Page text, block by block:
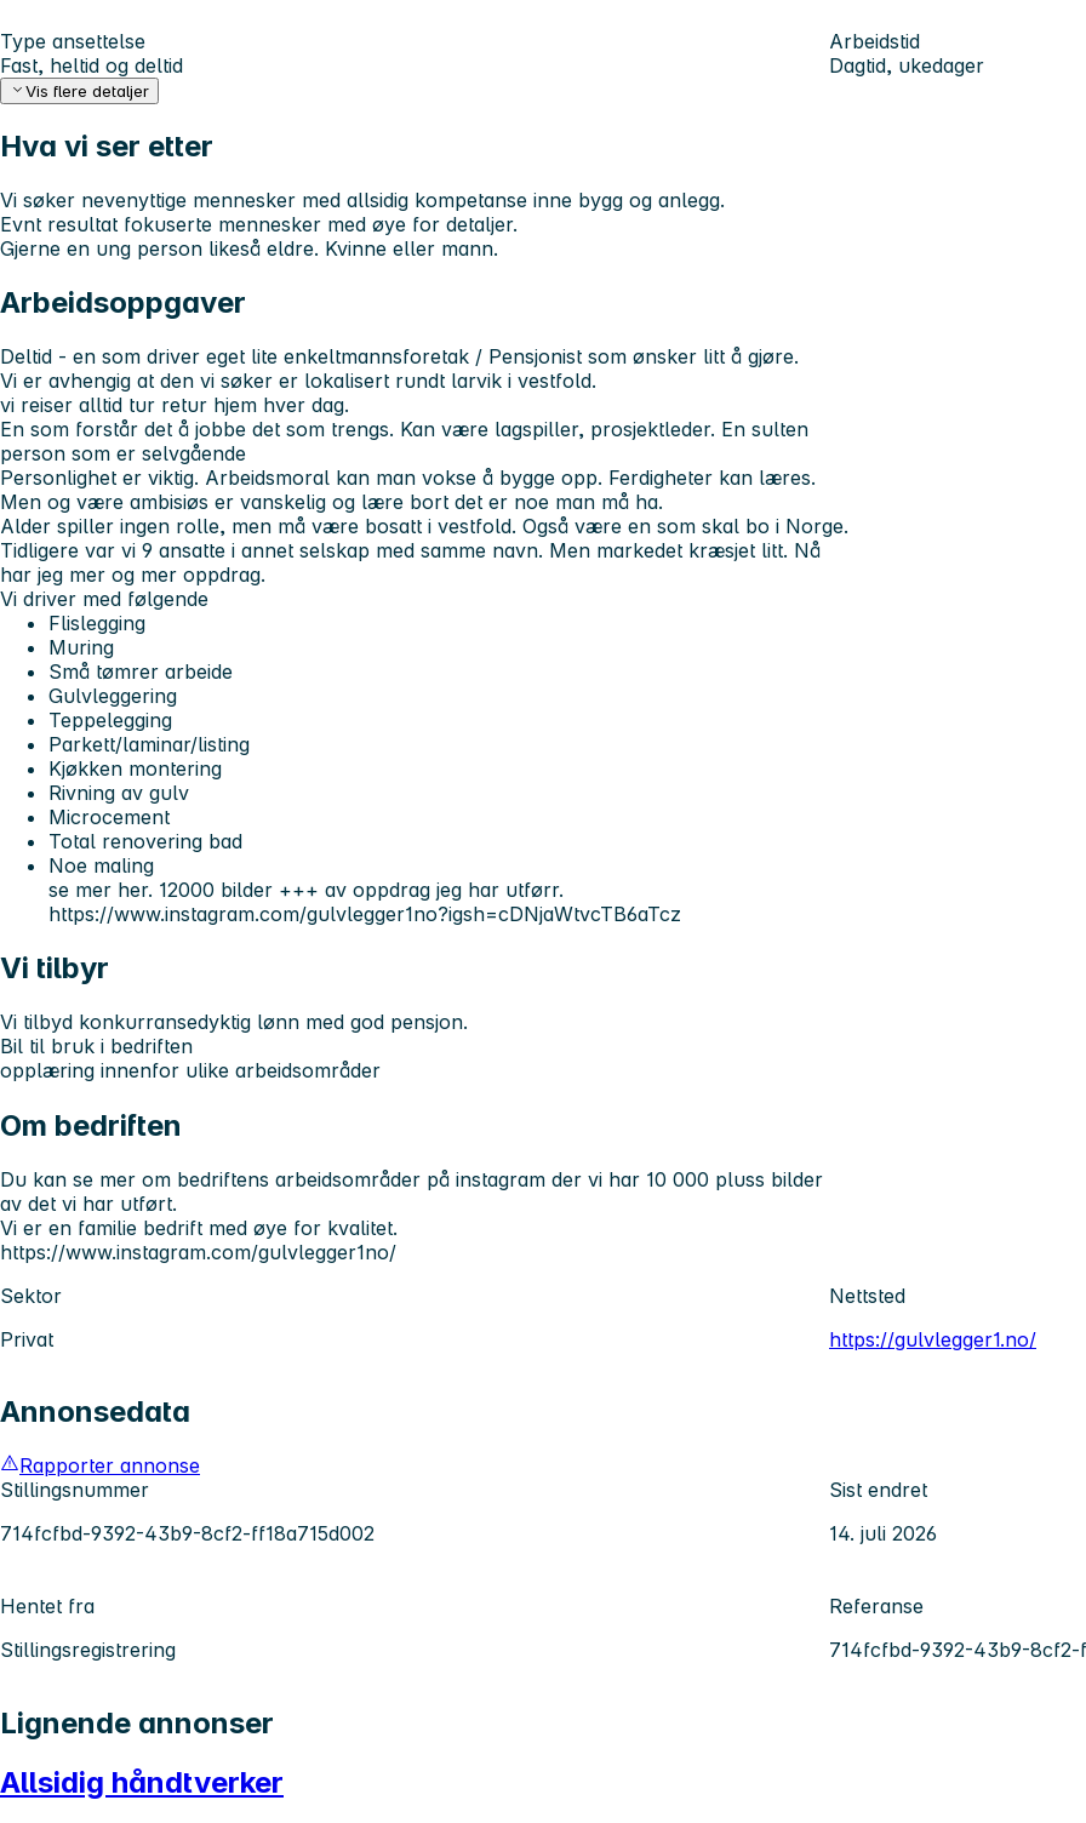
Type ansettelse
Fast, heltid og deltid
Arbeidstid
Dagtid, ukedager
Vis flere detaljer
Hva vi ser etter
Vi søker nevenyttige mennesker med allsidig kompetanse inne bygg og anlegg.
Evnt resultat fokuserte mennesker med øye for detaljer.
Gjerne en ung person likeså eldre. Kvinne eller mann.
Arbeidsoppgaver
Deltid - en som driver eget lite enkeltmannsforetak / Pensjonist som ønsker litt å gjøre.
Vi er avhengig at den vi søker er lokalisert rundt larvik i vestfold.
vi reiser alltid tur retur hjem hver dag.
En som forstår det å jobbe det som trengs. Kan være lagspiller, prosjektleder. En sulten
person som er selvgående
Personlighet er viktig. Arbeidsmoral kan man vokse å bygge opp. Ferdigheter kan læres.
Men og være ambisiøs er vanskelig og lære bort det er noe man må ha.
Alder spiller ingen rolle, men må være bosatt i vestfold. Også være en som skal bo i Norge.
Tidligere var vi 9 ansatte i annet selskap med samme navn. Men markedet kræsjet litt. Nå
har jeg mer og mer oppdrag.
Vi driver med følgende
Flislegging
Muring
Små tømrer arbeide
Gulvleggering
Teppelegging
Parkett/laminar/listing
Kjøkken montering
Rivning av gulv
Microcement
Total renovering bad
Noe maling
se mer her. 12000 bilder +++ av oppdrag jeg har utførr.
https://www.instagram.com/gulvlegger1no?igsh=cDNjaWtvcTB6aTcz
Vi tilbyr
Vi tilbyd konkurransedyktig lønn med god pensjon.
Bil til bruk i bedriften
opplæring innenfor ulike arbeidsområder
Om bedriften
Du kan se mer om bedriftens arbeidsområder på instagram der vi har 10 000 pluss bilder
av det vi har utført.
Vi er en familie bedrift med øye for kvalitet.
https://www.instagram.com/gulvlegger1no/
Sektor
Privat
Nettsted
https://gulvlegger1.no/
Annonsedata
Rapporter annonse
Stillingsnummer
714fcfbd-9392-43b9-8cf2-ff18a715d002
Sist endret
14. juli 2026
Hentet fra
Stillingsregistrering
Referanse
714fcfbd-9392-43b9-8cf2-
Lignende annonser
Allsidig håndtverker